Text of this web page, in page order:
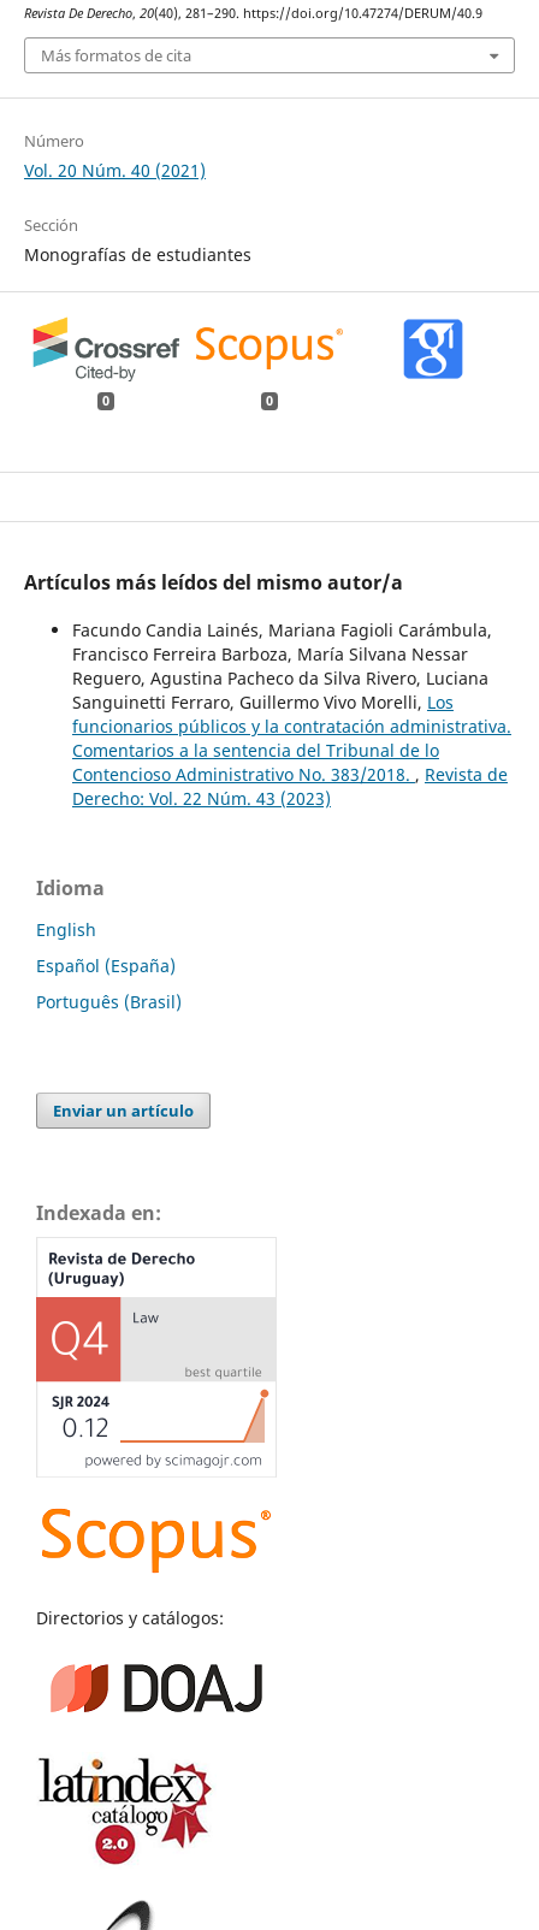
Revista De Derecho, 20(40), 281–290. https://doi.org/10.47274/DERUM/40.9
Más formatos de cita
Número
Vol. 20 Núm. 40 (2021)
Sección
Monografías de estudiantes
0 0
Artículos más leídos del mismo autor/a
Facundo Candia Lainés, Mariana Fagioli Carámbula,
Francisco Ferreira Barboza, María Silvana Nessar
Reguero, Agustina Pacheco da Silva Rivero, Luciana
Sanguinetti Ferraro, Guillermo Vivo Morelli, Los
funcionarios públicos y la contratación administrativa.
Comentarios a la sentencia del Tribunal de lo
Contencioso Administrativo No. 383/2018. , Revista de
Derecho: Vol. 22 Núm. 43 (2023)
Idioma
English
Español (España)
Português (Brasil)
Enviar un artículo
Indexada en:
Directorios y catálogos: